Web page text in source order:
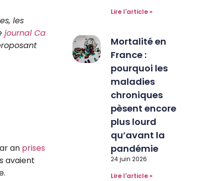
les
journal Ca
an prises
avaient
Lire l'article »
Mortalité en
France :
pourquoi les
maladies
chroniques
pèsent encore
plus lourd
qu’avant la
pandémie
24 juin 2026
Lire l'article »